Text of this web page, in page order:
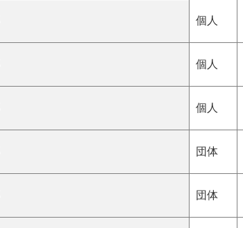
個人
個人
個人
団体
団体